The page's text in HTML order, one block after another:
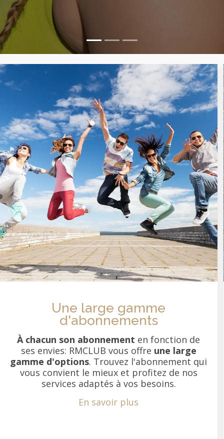
Une large gamme
d'abonnements
À chacun son abonnement en fonction de
ses envies: RMCLUB vous offre une large
gamme d'options. Trouvez l'abonnement qui
vous convient le mieux et profitez de nos
services adaptés à vos besoins.
En savoir plus